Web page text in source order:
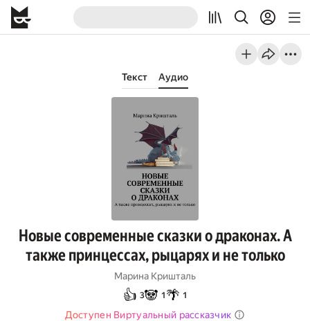
Текст Аудио
Новые современные сказки о драконах. А
также принцессах, рыцарях и не только
Марина Кришталь
👍 3🐼 1 🌴 1
Доступен Виртуальный рассказчик